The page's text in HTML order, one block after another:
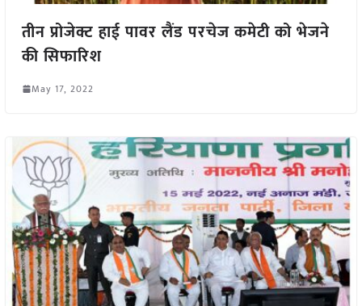
तीन प्रोजेक्ट हाई पावर लैंड परचेज कमेटी को भेजने
की सिफारिश
May 17, 2022